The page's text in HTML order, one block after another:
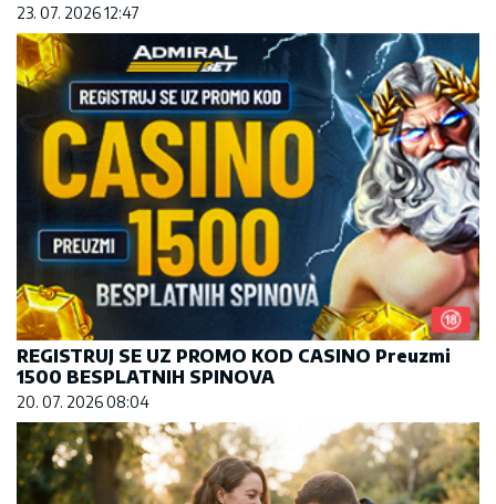
23. 07. 2026 12:47
REGISTRUJ SE UZ PROMO KOD CASINO Preuzmi
1500 BESPLATNIH SPINOVA
20. 07. 2026 08:04